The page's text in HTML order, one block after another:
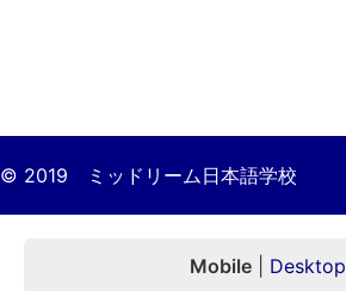
© 2019 ミッドリーム日本語学校
Mobile| Desktop